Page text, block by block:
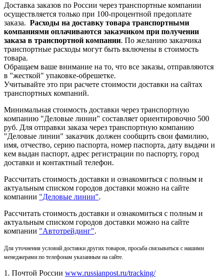
Доставка заказов по России через транспортные компании
осуществляется только при 100-процентной предоплате
заказа. Расходы на доставку товара транспортными
компаниями оплачиваются заказчиком при получении
заказа в транспортной компании. По желанию заказчика
транспортные расходы могут быть включены в стоимость
товара.
Обращаем ваше внимание на то, что все заказы, отправляются
в "жесткой" упаковке-обрешетке.
Учитывайте это при расчете стоимости доставки на сайтах
транспортных компаний.
Минимальная стоимость доставки через транспортную
компанию "Деловые линии" составляет ориентировочно 500
руб. Для отправки заказа через транспортную компанию
"Деловые линии" заказчик должен сообщить свои фамилию,
имя, отчество, серию паспорта, номер паспорта, дату выдачи и
кем выдан паспорт, адрес регистрации по паспорту, город
доставки и контактный телефон.
Рассчитать стоимость доставки и ознакомиться с полным и
актуальным списком городов доставки можно на сайте
компании "Деловые линии".
Рассчитать стоимость доставки и ознакомиться с полным и
актуальным списком городов доставки можно на сайте
компании "Автотрейдинг".
Для уточнения условий доставки других товаров, просьба связываться с нашими
менеджерами по телефонам указанным на сайте.
1. Почтой России www.russianpost.ru/tracking/